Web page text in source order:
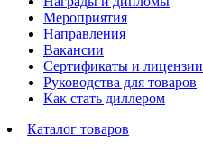
Мероприятия
Направления
Вакансии
Сертификаты и лицензии
Руководства для товаров
Как стать диллером
Каталог товаров